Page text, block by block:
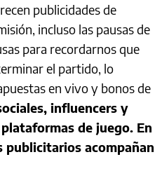
publicidades de
incluso las pausas de
para recordarnos que
el partido, lo
en vivo y bonos de
influencers y
de juego. En
publicitarios acompañan